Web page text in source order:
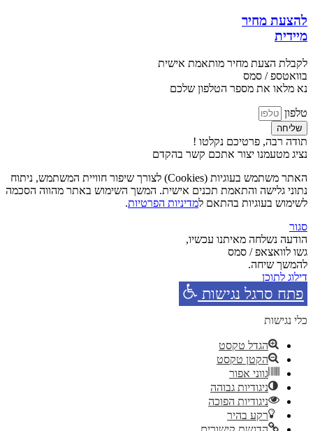
להצעת מחיר
מיידית
לקבלת הצעת מחיר מותאמת אישית
בוואטספ / סמס
נא מלאו את מספר הטלפון שלכם
טלפון
שליחה
תודה רבה, פרטיכם נקלטו !
נציג מטעמנו יצור אתכם קשר בהקדם
האתר משתמש בעוגיות (Cookies) לצורך שיפור חוויית המשתמש, ניתוח
נתוני גלישה והתאמת תכנים אישית. המשך השימוש באתר מהווה הסכמה
לשימוש בעוגיות בהתאם למדיניות הפרטיות.
סגור
הודעה נשלחה מאיתנו עכשיו,
גשו לוואצאפ / סמס
להמשך שיחה.
דילוג לתוכן
פתח סרגל נגישות
כלי נגישות
הגדל טקסט
הקטן טקסט
גווני אפור
ניגודיות גבוהה
ניגודיות הפוכה
רקע בהיר